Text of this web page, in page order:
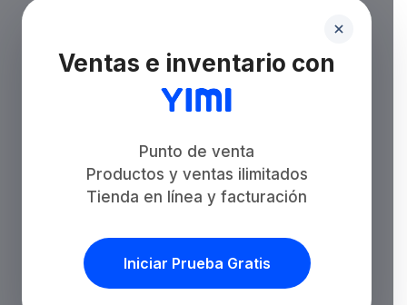
Ventas e inventario con
Punto de venta
Productos y ventas ilimitados
Tienda en línea y facturación
Iniciar Prueba Gratis